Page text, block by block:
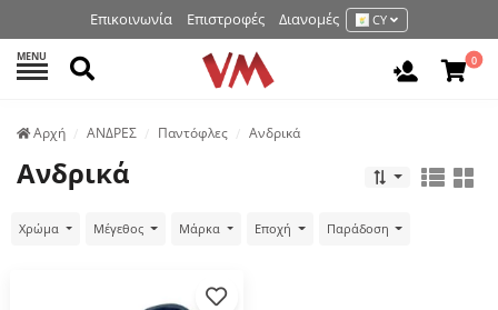
Επικοινωνία Επιστροφές Διανομές CY
MENU Αναζήτηση 0
Аρχή ΑΝΔΡΕΣ Παντόφλες Ανδρικά
Ανδρικά
Χρώμα Μέγεθος Μάρκα Εποχή Παράδοση